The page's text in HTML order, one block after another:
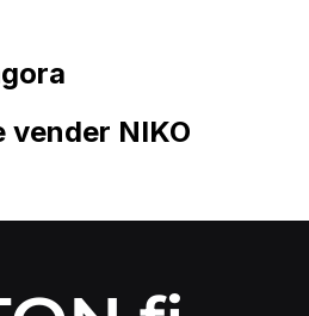
vender NIKO